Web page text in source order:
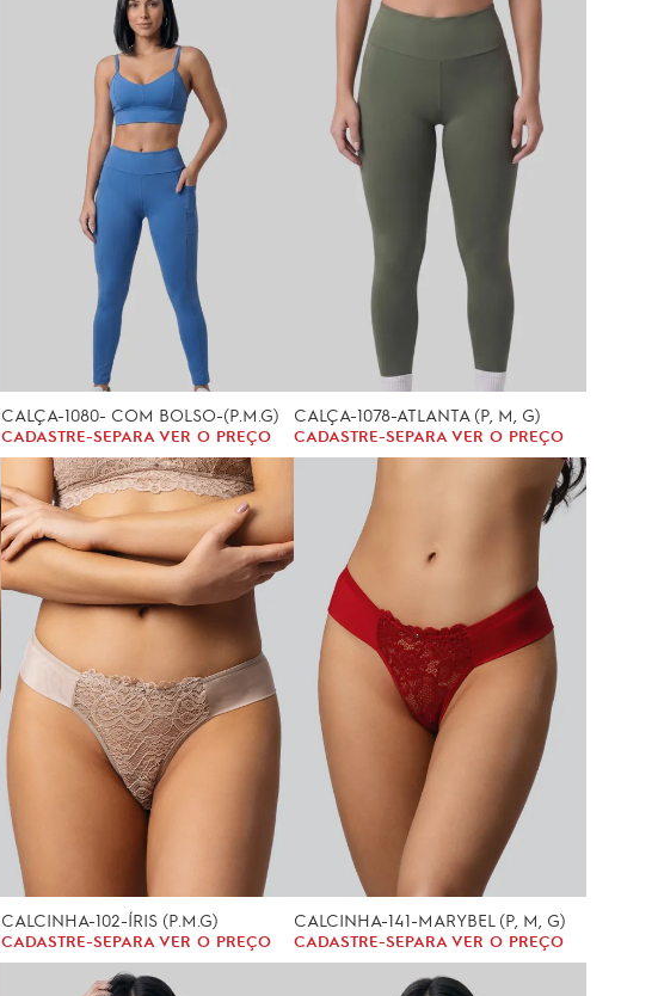
CALÇA-1080- COM BOLSO-(P.M.G)
CADASTRE-SEPARA VER O PREÇO
CALÇA-1078-ATLANTA (P, M, G)
CADASTRE-SEPARA VER O PREÇO
CALCINHA-102-ÍRIS (P.M.G)
CADASTRE-SEPARA VER O PREÇO
CALCINHA-141-MARYBEL (P, M, G)
CADASTRE-SEPARA VER O PREÇO